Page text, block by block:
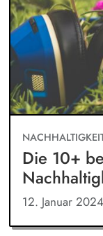
Die 10+
12. Januar 2024